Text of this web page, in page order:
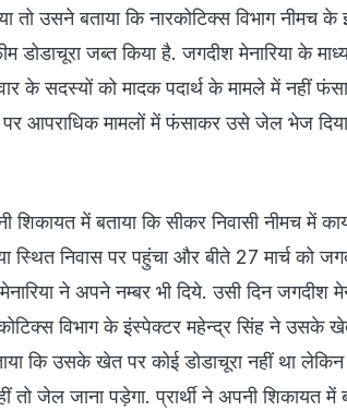
तो उसने बताया कि नारकोटिक्स विभाग नीमच
जब्त किया है. जगदीश मेनारिया के
के सदस्यों को मादक पदार्थ के मामले में नहीं
पर आपराधिक मामलों में फंसाकर उसे जेल भेज
शिकायत में बताया कि सीकर निवासी नीमच में
स्थित निवास पर पहुंचा और बीते 27 मार्च को
ने अपने नम्बर भी दिये. उसी दिन जगदीश
विभाग के इंस्पेक्टर महेन्द्र सिंह ने उसके
कि उसके खेत पर कोई डोडाचूरा नहीं था
जेल जाना पड़ेगा. प्रार्थी ने अपनी शिकायत में